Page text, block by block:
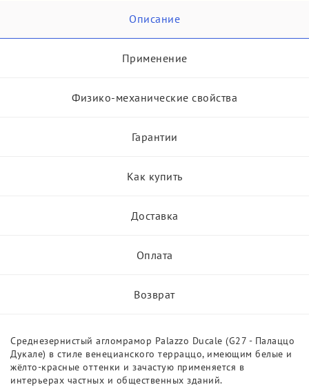
Описание
Применение
Физико-механические свойства
Гарантии
Как купить
Доставка
Оплата
Возврат
Среднезернистый агломрамор Palazzo Ducale (G27 - Палаццо
Дукале) в стиле венецианского терраццо, имеющим белые и
жёлто-красные оттенки и зачастую применяется в
интерьерах частных и общественных зданий.